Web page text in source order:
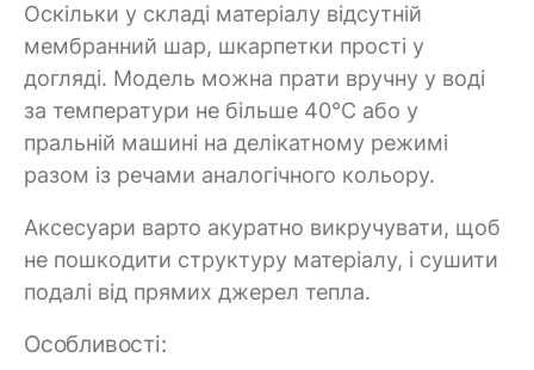
Оскільки у складі матеріалу відсутній
мембранний шар, шкарпетки прості у
догляді. Модель можна прати вручну у воді
за температури не більше 40°C або у
пральній машині на делікатному режимі
разом із речами аналогічного кольору.
Аксесуари варто акуратно викручувати, щоб
не пошкодити структуру матеріалу, і сушити
подалі від прямих джерел тепла.
Особливості: